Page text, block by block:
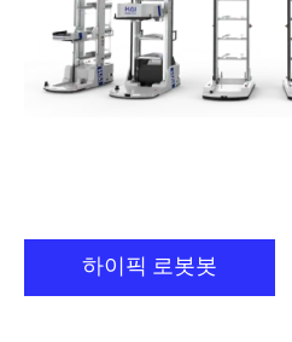
하이픽 로봇봇